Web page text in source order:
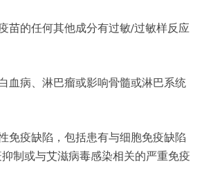
苗的任何其他成分有过敏/过敏样反应
血病、淋巴瘤或影响骨髓或淋巴系统
免疫缺陷，包括患有与细胞免疫缺陷
制或与艾滋病毒感染相关的严重免疫